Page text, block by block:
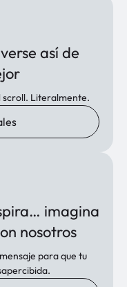
así de
scroll. Literalmente.
imagina
nosotros
para que tu